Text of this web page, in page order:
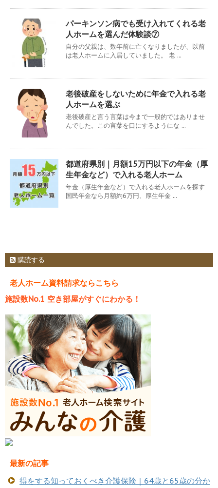
パーキンソン病でも受け入れてくれる老
人ホームを選んだ体験談⑦
自分の父親は、数年前に亡くなりましたが、以前
は老人ホームに入居していました。 老 ...
老後破産をしないために年金で入れる老
人ホームを選ぶ
老後破産と言う言葉は今まで一般的ではありませ
んでした。この言葉を口にするようにな ...
都道府県別｜月額15万円以下の年金（厚
生年金など）で入れる老人ホーム
年金（厚生年金など）で入れる老人ホームを探す
国民年金なら月額約6万円、厚生年金 ...
購読する
老人ホーム資料請求ならこちら
施設数No.1 空き部屋がすぐにわかる！
最新の記事
得をする知っておくべき介護保険｜64歳と65歳の分か